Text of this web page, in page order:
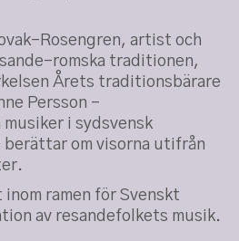
Rosengren, artist och
romska traditionen,
Årets traditionsbärare
Persson –
musiker i sydsvensk
om visorna utifrån
ramen för Svenskt
av resandefolkets musik.